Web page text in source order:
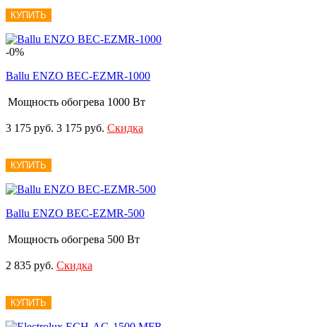
КУПИТЬ
-0%
Ballu ENZO BEC-EZMR-1000
Мощность обогрева 1000 Вт
3 175 руб. 3 175 руб. Скидка
КУПИТЬ
Ballu ENZO BEC-EZMR-500
Мощность обогрева 500 Вт
2 835 руб. Скидка
КУПИТЬ